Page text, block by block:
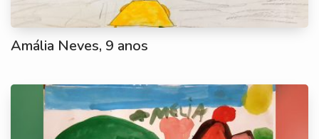
Amália Neves, 9 anos